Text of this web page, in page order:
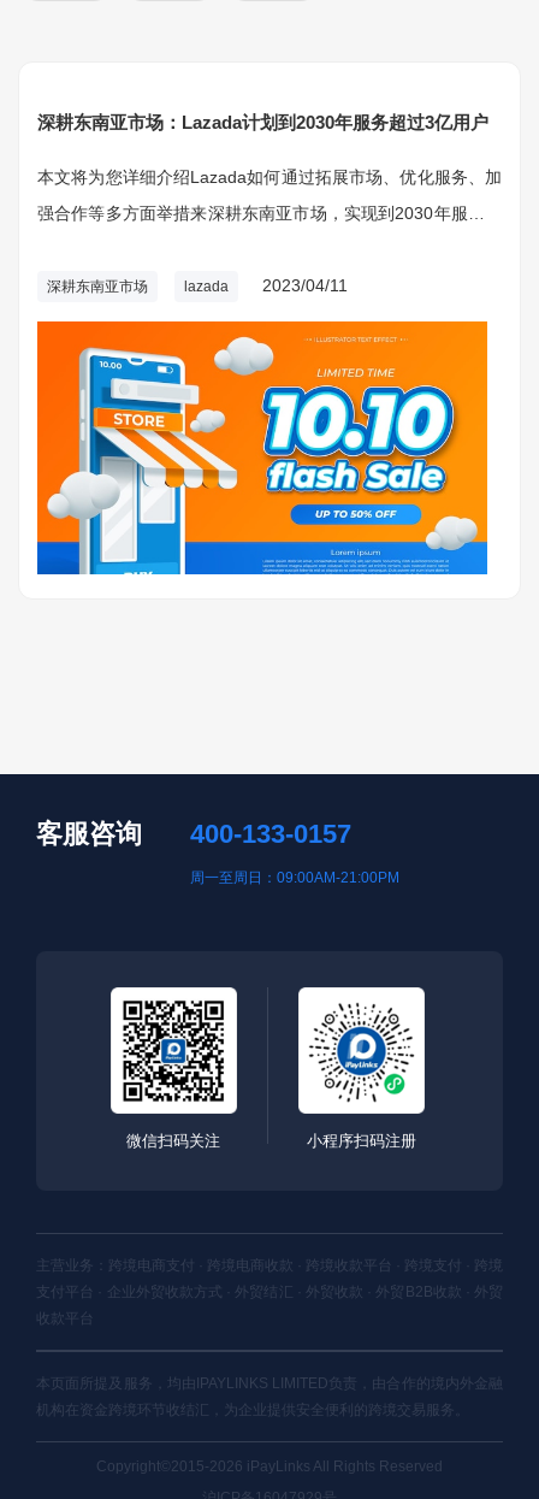
深耕东南亚市场：Lazada计划到2030年服务超过3亿用户
本文将为您详细介绍Lazada如何通过拓展市场、优化服务、加
强合作等多方面举措来深耕东南亚市场，实现到2030年服务超
该区域的主要电商平台之一，有着良好的发展前景。
深耕东南亚市场 lazada 2023/04/11
客服咨询 400-133-0157
周一至周日：09:00AM-21:00PM
微信扫码关注 小程序扫码注册
主营业务：跨境电商支付 · 跨境电商收款 · 跨境收款平台 · 跨境支付 · 跨境
支付平台 · 企业外贸收款方式 · 外贸结汇 · 外贸收款 · 外贸B2B收款 · 外贸
收款平台
本页面所提及服务，均由IPAYLINKS LIMITED负责，由合作的境内外金融
机构在资金跨境环节收结汇，为企业提供安全便利的跨境交易服务。
Copyright©2015-2026 iPayLinks All Rights Reserved